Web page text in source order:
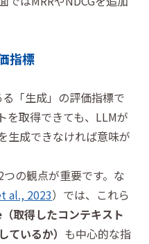
指標
「生成」の評価指標で
を取得できても、LLMが
生成できなければ意味が
の観点が重要です。な
al., 2023）では、これら
取得したコンテキスト
いるか） も中心的な指